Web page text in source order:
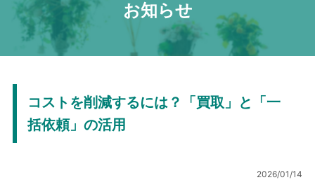
お知らせ
コストを削減するには？「買取」と「一
括依頼」の活用
2026/01/14